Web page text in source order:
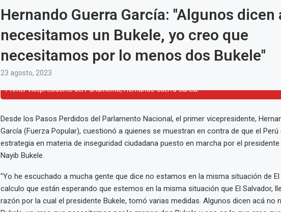
Hernando Guerra García: "Algunos dicen
necesitamos un Bukele, yo creo que
necesitamos por lo menos dos Bukele"
23 agosto, 2023
Primer vicepresidente del Parlamento, Hernando Guerra García.
Desde los Pasos Perdidos del Parlamento Nacional, el primer vicepresidente,
García (Fuerza Popular), cuestionó a quienes se muestran en contra de que el Perú
estrategia en materia de inseguridad ciudadana puesto en marcha por el presidente
Nayib Bukele.
"Yo he escuchado a mucha gente que dice no estamos en la misma situación de El
calculo que están esperando que estemos en la misma situación que El Salvador,
razón por la cual el presidente Bukele, tomó varias medidas. Algunos dicen acá no